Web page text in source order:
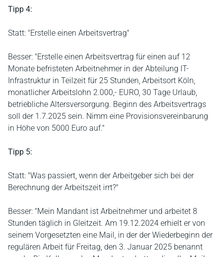
Tipp 4:
Statt: "Erstelle einen Arbeitsvertrag"
Besser: "Erstelle einen Arbeitsvertrag für einen auf 12
Monate befristeten Arbeitnehmer in der Abteilung IT-
Infrastruktur in Teilzeit für 25 Stunden, Arbeitsort Köln,
monatlicher Arbeitslohn 2.000,- EURO, 30 Tage Urlaub,
betriebliche Altersversorgung. Beginn des Arbeitsvertrags
soll der 1.7.2025 sein. Nimm eine Provisionsvereinbarung
in Höhe von 5000 Euro auf."
Tipp 5:
Statt: "Was passiert, wenn der Arbeitgeber sich bei der
Berechnung der Arbeitszeit irrt?"
Besser: "Mein Mandant ist Arbeitnehmer und arbeitet 8
Stunden täglich in Gleitzeit. Am 19.12.2024 erhielt er von
seinem Vorgesetzten eine Mail, in der der Wiederbeginn der
regulären Arbeit für Freitag, den 3. Januar 2025 benannt